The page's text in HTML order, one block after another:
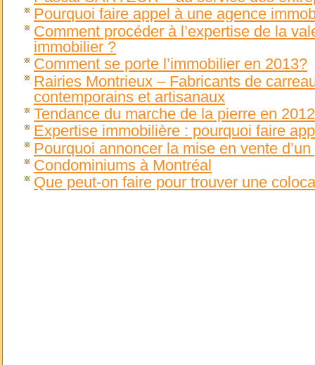
Pourquoi faire appel à une agence
Comment procéder à l’expertise de la
immobilier ?
Comment se porte l’immobilier en 2013?
Rairies Montrieux – Fabricants de
contemporains et artisanaux
Tendance du marche de la pierre en 2012
Expertise immobilière : pourquoi faire
Pourquoi annoncer la mise en vente
Condominiums à Montréal
Que peut-on faire pour trouver une